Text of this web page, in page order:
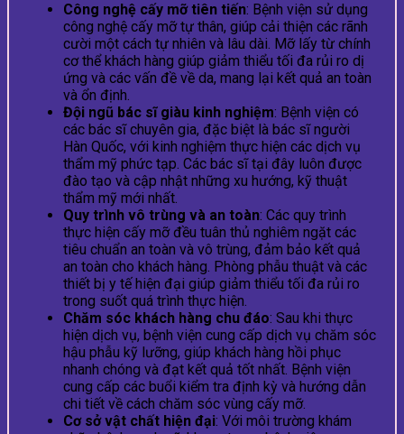
Công nghệ cấy mỡ tiên tiến: Bệnh viện sử dụng
công nghệ cấy mỡ tự thân, giúp cải thiện các rãnh
cười một cách tự nhiên và lâu dài. Mỡ lấy từ chính
cơ thể khách hàng giúp giảm thiểu tối đa rủi ro dị
ứng và các vấn đề về da, mang lại kết quả an toàn
và ổn định.
Đội ngũ bác sĩ giàu kinh nghiệm: Bệnh viện có
các bác sĩ chuyên gia, đặc biệt là bác sĩ người
Hàn Quốc, với kinh nghiệm thực hiện các dịch vụ
thẩm mỹ phức tạp. Các bác sĩ tại đây luôn được
đào tạo và cập nhật những xu hướng, kỹ thuật
thẩm mỹ mới nhất.
Quy trình vô trùng và an toàn: Các quy trình
thực hiện cấy mỡ đều tuân thủ nghiêm ngặt các
tiêu chuẩn an toàn và vô trùng, đảm bảo kết quả
an toàn cho khách hàng. Phòng phẫu thuật và các
thiết bị y tế hiện đại giúp giảm thiểu tối đa rủi ro
trong suốt quá trình thực hiện.
Chăm sóc khách hàng chu đáo: Sau khi thực
hiện dịch vụ, bệnh viện cung cấp dịch vụ chăm sóc
hậu phẫu kỹ lưỡng, giúp khách hàng hồi phục
nhanh chóng và đạt kết quả tốt nhất. Bệnh viện
cung cấp các buổi kiểm tra định kỳ và hướng dẫn
chi tiết về cách chăm sóc vùng cấy mỡ.
Cơ sở vật chất hiện đại: Với môi trường khám